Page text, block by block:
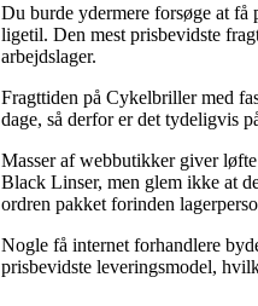
Du burde ydermere forsøge at få
ligetil. Den mest prisbevidste
arbejdslager.
Fragttiden på Cykelbriller med
dage, så derfor er det tydeligvis
Masser af webbutikker giver
Black Linser, men glem ikke at
ordren pakket forinden
Nogle få internet forhandlere
prisbevidste leveringsmodel,